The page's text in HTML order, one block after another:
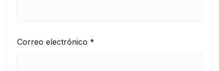
Correo electrónico *